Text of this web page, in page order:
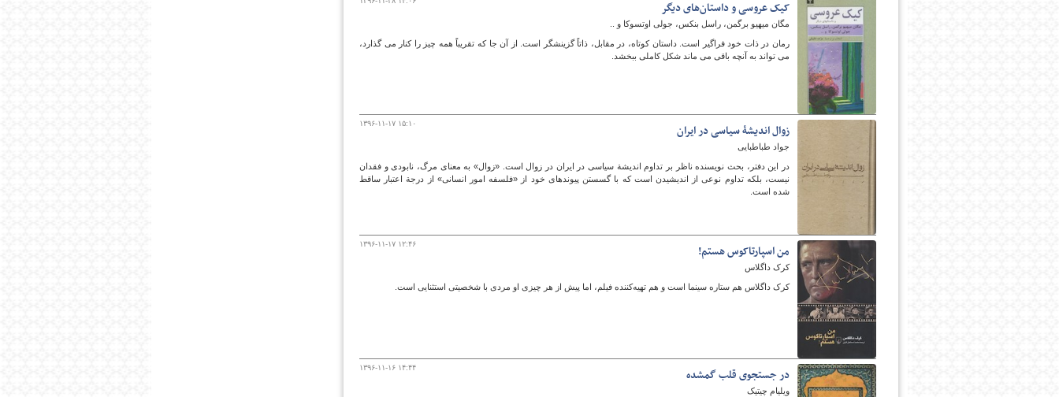
کیک عروسی و داستان‌های دیگر
مگان میهیو برگمن، راسل بنکس، جولی اوتسوکا و ..
رمان در ذات خود فراگیر است. داستان کوتاه، در مقابل، ذاتاً گزینشگر است. از آن جا که تقریباً همه چیز را کنار می گذارد،
می تواند به آنچه باقی می ماند شکل کاملی ببخشد.
۱۳۹۶-۱۱-۱۷ ۱۵:۱۰ زوال اندیشۀ سیاسی در ایران
جواد طباطبایی
در این دفتر، بحث نویسنده ناظر بر تداوم اندیشة سیاسی در ایران در زوال است. «زوال» به معنای مرگ، نابودی و فقدان
نیست، بلکه تداوم نوعی از اندیشیدن است که با گسستن پیوندهای خود از «فلسفه امور انسانی» از درجة اعتبار ساقط
شده است.
۱۳۹۶-۱۱-۱۷ ۱۲:۴۶ من اسپارتاکوس هستم!
کرک داگلاس
کرک داگلاس هم ستاره سینما است و هم تهیه‌کننده فیلم، اما پیش از هر چیزی او مردی با شخصیتی استثنایی است.
۱۳۹۶-۱۱-۱۶ ۱۴:۴۴ در جستجوی قلب گمشده
ویلیام چیتیک